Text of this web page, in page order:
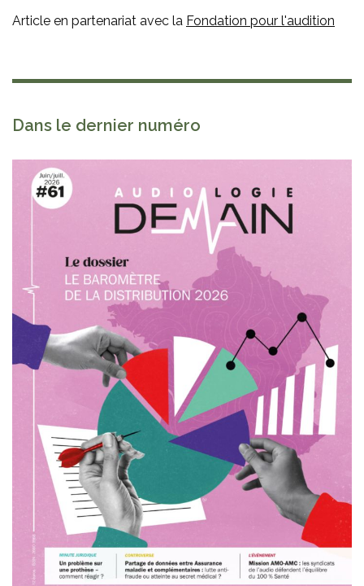
Article en partenariat avec la Fondation pour l'audition
Dans le dernier numéro